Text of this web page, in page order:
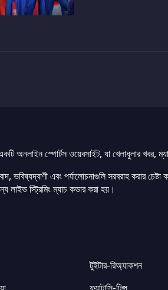
অনলাইন স্পোর্টস ওয়েবসাইট, যা খেলাধুলার খবর,
ভবিষ্যদ্বাণী এবং পর্যালোচনাগুলি সরবরাহ করার
লাইভ স্ট্রিমিং ম্যাচ কভার করা হয়।
টুইটার-রিঅ্যাকশন